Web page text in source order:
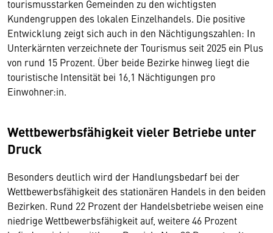
tourismusstarken Gemeinden zu den wichtigsten
Kundengruppen des lokalen Einzelhandels. Die positive
Entwicklung zeigt sich auch in den Nächtigungszahlen: In
Unterkärnten verzeichnete der Tourismus seit 2025 ein Plus
von rund 15 Prozent. Über beide Bezirke hinweg liegt die
touristische Intensität bei 16,1 Nächtigungen pro
Einwohner:in.
Wettbewerbsfähigkeit vieler Betriebe unter
Druck
Besonders deutlich wird der Handlungsbedarf bei der
Wettbewerbsfähigkeit des stationären Handels in den beiden
Bezirken. Rund 22 Prozent der Handelsbetriebe weisen eine
niedrige Wettbewerbsfähigkeit auf, weitere 46 Prozent